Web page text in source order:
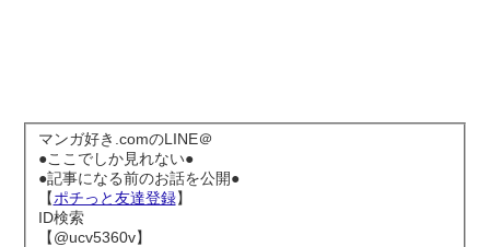
マンガ好き.comのLINE＠
●ここでしか見れない●
●記事になる前のお話を公開●
【ポチっと友達登録】
ID検索
【@ucv5360v】